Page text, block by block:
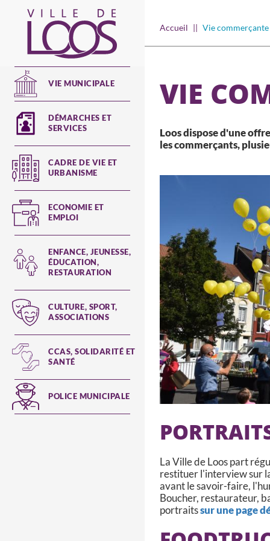
Main
navigation
VIE MUNICIPALE
DÉMARCHES ET
SERVICES
CADRE DE VIE ET
URBANISME
ECONOMIE ET
EMPLOI
ENFANCE, JEUNESSE,
ÉDUCATION,
RESTAURATION
CULTURE, SPORT,
ASSOCIATIONS
CCAS, SOLIDARITÉ ET
SANTÉ
POLICE MUNICIPALE
Accueil Vie commerçante
VIE
Loos dispose d'une
les commerçants,
La Ville de Loos part
restituer l'interview sur
avant le savoir-faire,
Boucher, restaurateur,
portraitssur une page